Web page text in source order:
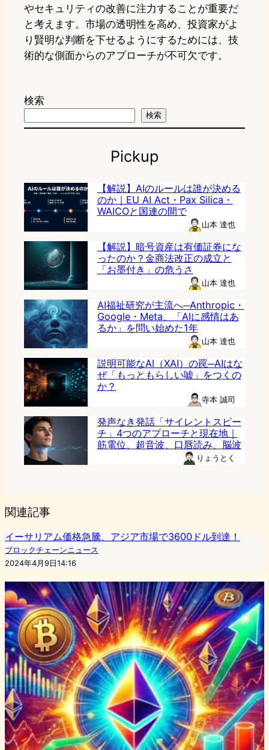
やセキュリティの改善に注力することが重要だ
と考えます。市場の透明性を高め、投資家がよ
り賢明な判断を下せるようにするためには、技
術的な側面からのアプローチが不可欠です。
検索
検索
Pickup
【解説】AIのルールは誰が決める
のか｜EU AI Act・Pax Silica・
WAICOと国連の間で
山本 達也
【解説】暗号資産は有価証券にな
ったのか？金商法改正の成立と
「お墨付き」の危うさ
山本 達也
AI福祉研究が主流へ─Anthropic・
Google・Meta、「AIに感情はあ
るか」を問い始めた1年
山本 達也
説明可能なAI（XAI）の罠─AIはな
ぜ「もっともらしい嘘」をつくの
か？
寺本 誠司
発声なき発話「サイレントスピー
チ」4つのアプローチと現在地｜
筋電位、超音波、口唇読み、脳波
りょうとく
関連記事
イーサリアム価格急騰、アジア市場で3600ドル到達！
ブロックチェーンニュース
2024年4月9日14:16